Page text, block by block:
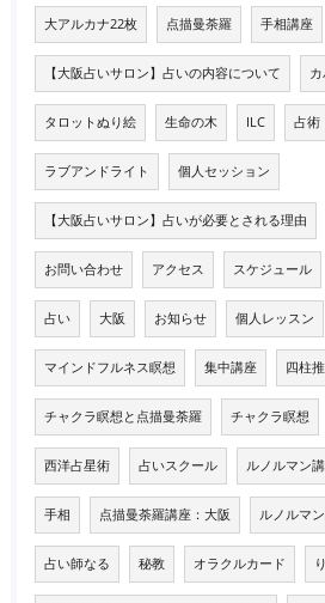
大アルカナ22枚 点描曼荼羅 手相講座
【大阪占いサロン】占いの内容について
タロットぬり絵 生命の木 ILC 占術
ラブアンドライト 個人セッション
【大阪占いサロン】占いが必要とされる理由
お問い合わせ アクセス スケジュール
占い 大阪 お知らせ 個人レッスン
マインドフルネス瞑想 集中講座 四柱
チャクラ瞑想と点描曼荼羅 チャクラ瞑想
西洋占星術 占いスクール ルノルマン
手相 点描曼荼羅講座：大阪 ルノルマ
占い師なる 秘教 オラクルカード